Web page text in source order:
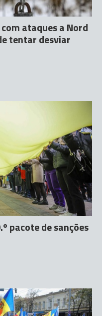
ataques a Nord
tentar desviar
pacote de sanções